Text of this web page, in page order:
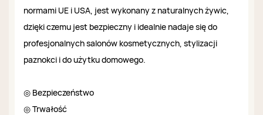
normami UE i USA, jest wykonany z naturalnych żywic,
dzięki czemu jest bezpieczny i idealnie nadaje się do
profesjonalnych salonów kosmetycznych, stylizacji
paznokci i do użytku domowego.
◎ Bezpieczeństwo
◎ Trwałość